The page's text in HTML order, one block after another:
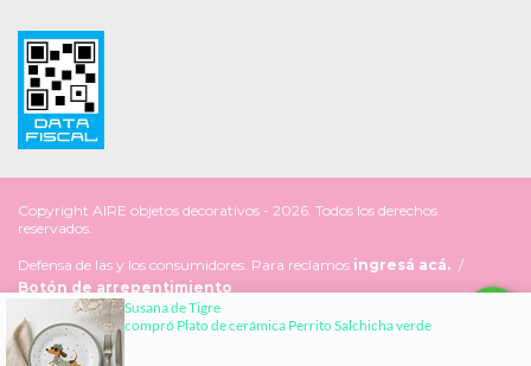
Copyright AIRE objetos decorativos - 2026. Todos los derechos
reservados.
Defensa de las y los consumidores. Para reclamos ingresá acá. /
Botón de arrepentimiento